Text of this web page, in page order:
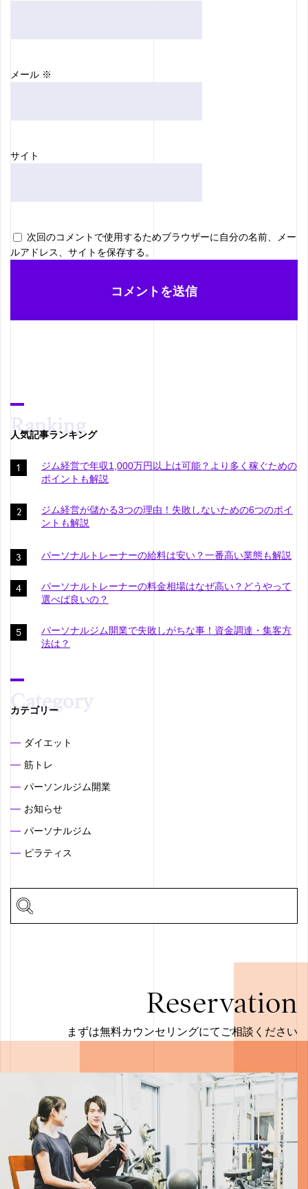
メール ※
サイト
次回のコメントで使用するためブラウザーに自分の名前、メー
ルアドレス、サイトを保存する。
人気記事ランキング
ジム経営で年収1,000万円以上は可能？より多く稼ぐための
ポイントも解説
ジム経営が儲かる3つの理由！失敗しないための6つのポイ
ントも解説
パーソナルトレーナーの給料は安い？一番高い業態も解説
パーソナルトレーナーの料金相場はなぜ高い？どうやって
選べば良いの？
パーソナルジム開業で失敗しがちな事！資金調達・集客方
法は？
カテゴリー
ダイエット
筋トレ
パーソンルジム開業
お知らせ
パーソナルジム
ピラティス
Reservation
まずは無料カウンセリングにてご相談ください